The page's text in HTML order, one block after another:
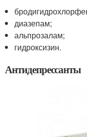
диазепам;
альпрозалам;
гидроксизин.
Антидепрессанты